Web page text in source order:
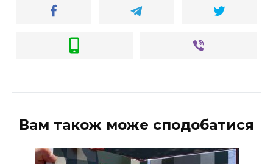
Вам також може сподобатися